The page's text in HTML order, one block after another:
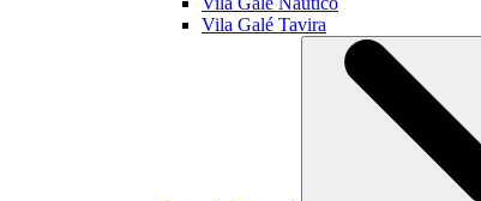
Vila Galé Tavira